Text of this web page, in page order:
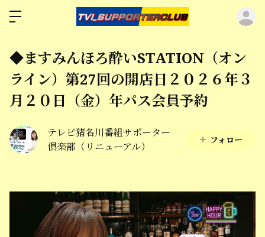
◆ますみんほろ酔いSTATION（オン
ライン）第27回の開店日２０２６年３
月２０日（金）年パス会員予約
テレビ猪名川番組サポーター
倶楽部（リニューアル）
フォロー